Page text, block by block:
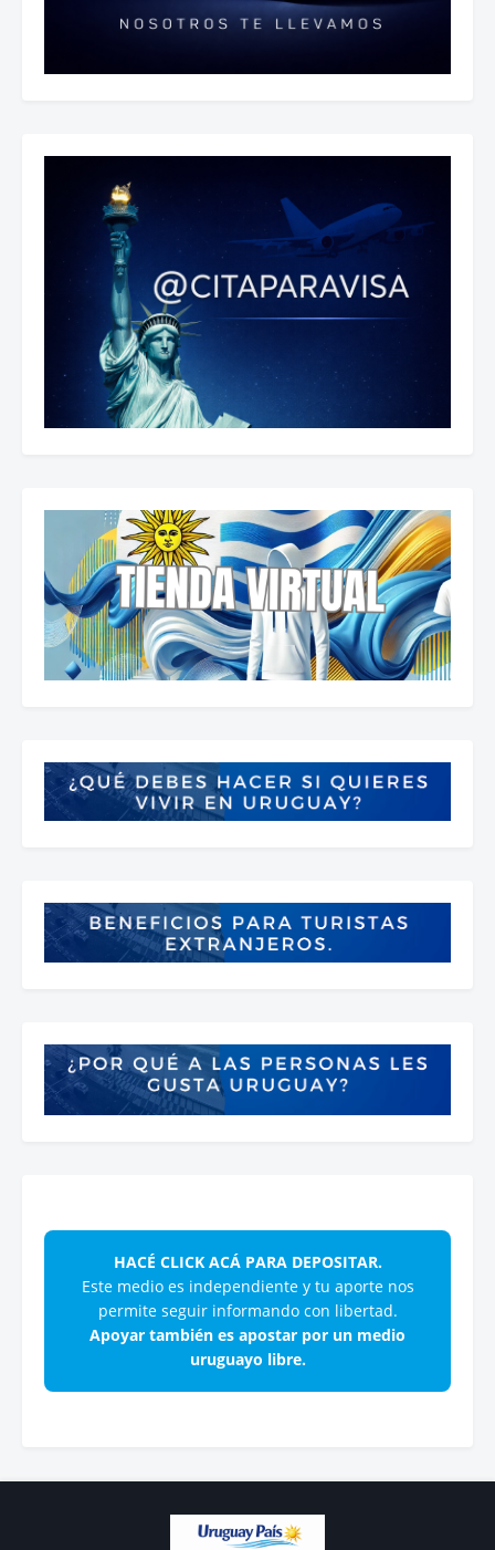
HACÉ CLICK ACÁ PARA DEPOSITAR.
Este medio es independiente y tu aporte nos
permite seguir informando con libertad.
Apoyar también es apostar por un medio
uruguayo libre.